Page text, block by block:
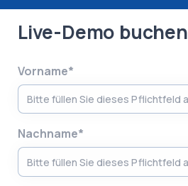
Live-Demo buchen
Vorname*
Nachname*